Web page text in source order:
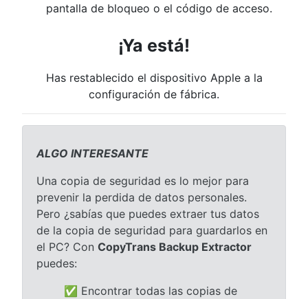
pantalla de bloqueo o el código de acceso.
¡Ya está!
Has restablecido el dispositivo Apple a la
configuración de fábrica.
ALGO INTERESANTE
Una copia de seguridad es lo mejor para
prevenir la perdida de datos personales.
Pero ¿sabías que puedes extraer tus datos
de la copia de seguridad para guardarlos en
el PC? Con CopyTrans Backup Extractor
puedes:
✅ Encontrar todas las copias de